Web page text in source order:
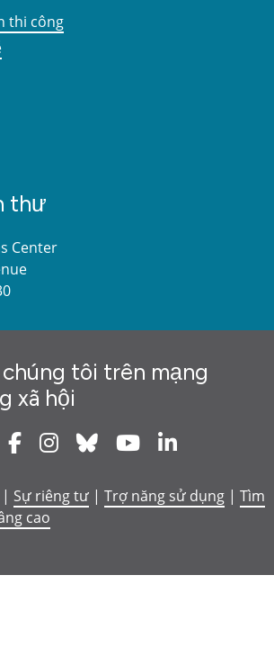
thi công
thư
Center
tôi trên mạng
xã hội
NewsletterFacebookInstagram
Bluesky Youtube
| Sự riêng tư | Trợ năng sử dụng | Tìm
cao